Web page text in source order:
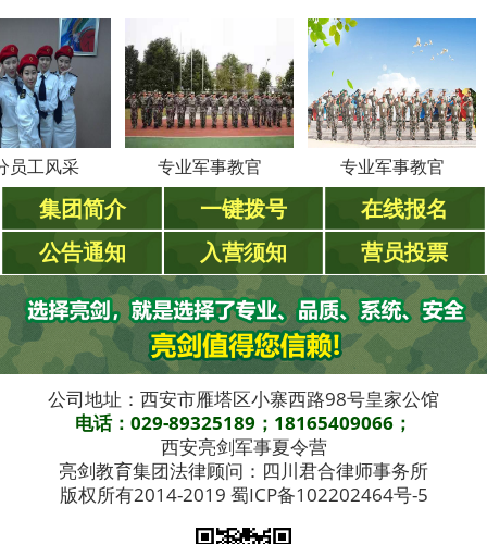
采 专业军事教官 专业军事教官
集团简介 一键拨号
在线报名
公告通知
入营须知 营员投票
公司地址：西安市雁塔区小寨西路98号皇家公馆
电话：029-89325189；18165409066；
西安亮剑军事夏令营
亮剑教育集团法律顾问：四川君合律师事务所
版权所有2014-2019 蜀ICP备102202464号-5